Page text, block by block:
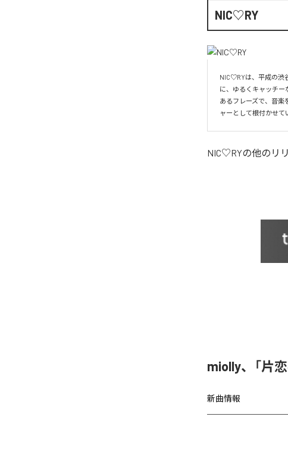
NIC♡RY
NIC♡RYは、平成の渋
に、ゆるくキャッチー
あるフレーズで、音楽
ャーとして根付かせて
NIC♡RYの他のリ
miolly、「片
新曲情報